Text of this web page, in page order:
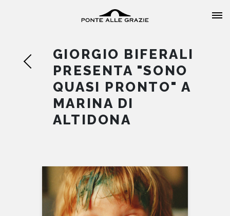
HOME
CATALOGO
AUTORI
GIORGIO BIFERALI
PRESENTA "SONO
QUASI PRONTO" A
MARINA DI
ALTIDONA